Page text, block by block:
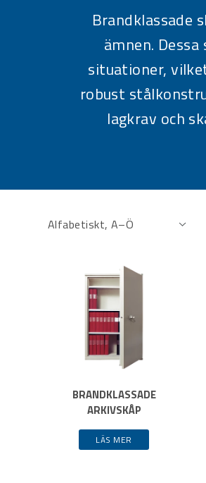
Brandklassade
ämnen.
situationer,
robust
lagkrav och
BRANDKLASSADE
ARKIVSKÅP
LÄS MER